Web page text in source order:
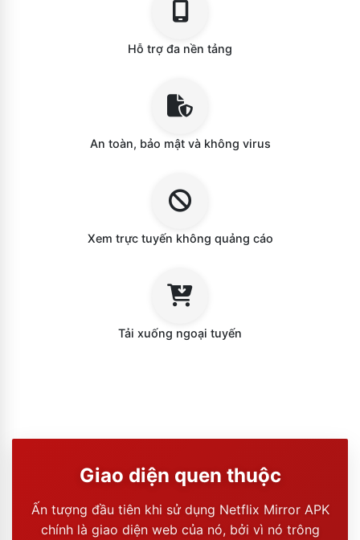
Hỗ trợ đa nền tảng
An toàn, bảo mật và không virus
Xem trực tuyến không quảng cáo
Tải xuống ngoại tuyến
Giao diện quen thuộc
Ấn tượng đầu tiên khi sử dụng Netflix Mirror APK
chính là giao diện web của nó, bởi vì nó trông